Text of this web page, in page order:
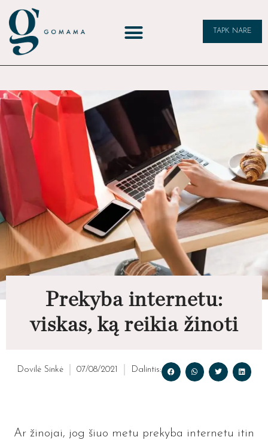
TAPK NARE
Prekyba internetu:
viskas, ką reikia žinoti
Dovilė Sinkė 07/08/2021 Dalintis:
Ar žinojai, jog šiuo metu prekyba internetu itin